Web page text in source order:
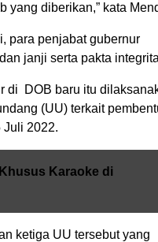
yang diberikan,” kata
para penjabat gubernur
janji serta pakta
di DOB baru itu
(UU) terkait
Juli 2022.
Karaoke di
ketiga UU tersebut yang